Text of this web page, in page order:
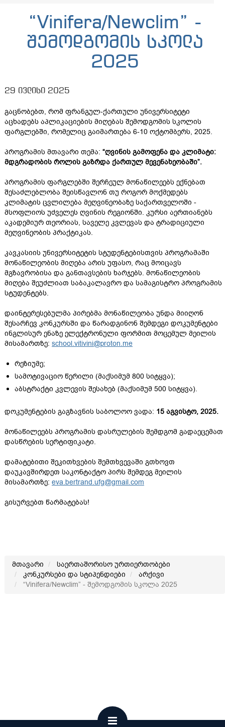
“Vinifera/Newclim” -
შემოდგომის სკოლა
2025
29 ივლისი 2025
გაცნობებთ, რომ ფრანგულ-ქართული უნივერსიტეტი
აცხადებს აპლიკაციების მიღებას შემოდგომის სკოლის
ფარგლებში, რომელიც გაიმართება 6-10 ოქტომბერს, 2025.
პროგრამის მთავარი თემა: “ღვინის გამოფენა და კლიმატი:
მდგრადობის როლის გაზრდა ქართულ მევენახეობაში”.
პროგრამის ფარგლებში შერჩეულ მონაწილეებს ექნებათ
შესაძლებლობა შეისწავლონ თუ როგორ მოქმედებს
კლიმატის ცვლილება მეღვინეობაზე საქართველოში -
მსოფლიოს უძველეს ღვინის რეგიონში. კურსი აერთიანებს
აკადემიურ თეორიას, საველე კვლევას და ტრადიციული
მეღვინეობის პრაქტიკას.
კავკასიის უნივერსიტეტის სტუდენტებისთვის პროგრამაში
მონაწილეობის მიღება არის უფასო, რაც მოიცავს
მგზავრობისა და განთავსების ხარჯებს. მონაწილეობის
მიღება შეუძლიათ საბაკალავრო და სამაგისტრო პროგრამის
სტუდენტებს.
დაინტერესებულმა პირებმა მონაწილეობა უნდა მიიღონ
შესარჩევ კონკურსში და წარადგინონ შემდეგი დოკუმენტები
ინგლისურ ენაზე ელექტრონული ფორმით მოცემულ მეილის
მისამართზე: school.vitivini@proton.me
რეზიუმე;
სამოტივაციო წერილი (მაქსიმუმ 800 სიტყვა);
აბსტრაქტი კვლევის შესახებ (მაქსიმუმ 500 სიტყვა).
დოკუმენტების გაგზავნის საბოლოო ვადა: 15 აგვისტო, 2025.
მონაწილეებს პროგრამის დასრულების შემდგომ გადაეცემათ
დასწრების სერტიფიკატი.
დამატებითი შეკითხვების შემთხვევაში გთხოვთ
დაუკავშირდეთ საკონტაქტო პირს შემდეგ მეილის
მისამართზე: eva.bertrand.ufg@gmail.com
გისურვებთ წარმატებას!
მთავარი
საერთაშორისო ურთიერთობები
კონკურსები და სტიპენდიები
არქივი
“Vinifera/Newclim” - შემოდგომის სკოლა 2025